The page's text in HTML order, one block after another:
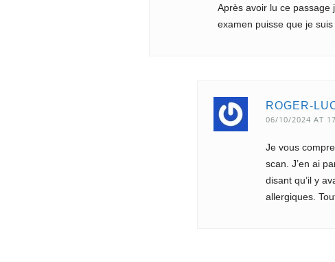
Après avoir lu ce passage
examen puisse que je
ROGER-
06/10/2024 AT
Je vous
scan. J’en ai
disant qu’il y
allergiques.